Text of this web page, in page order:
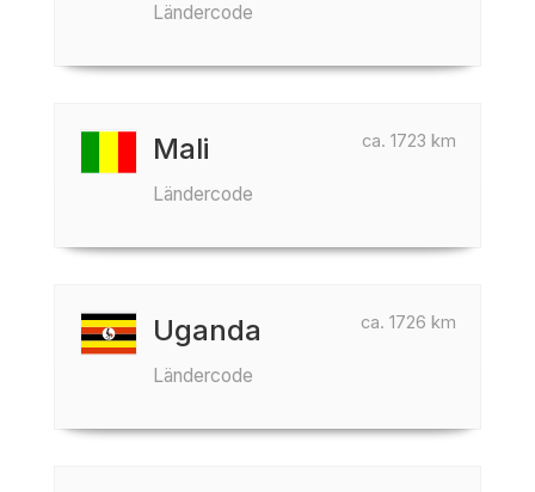
Ländercode
ca. 1723 km
Mali
Ländercode
ca. 1726 km
Uganda
Ländercode